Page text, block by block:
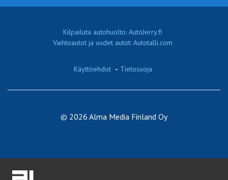
Kilpailuta autohuolto: AutoJerry.fi
Vaihtoautot ja uudet autot: Autotalli.com
Käyttöehdot - Tietosuoja
© 2026 Alma Media Finland Oy